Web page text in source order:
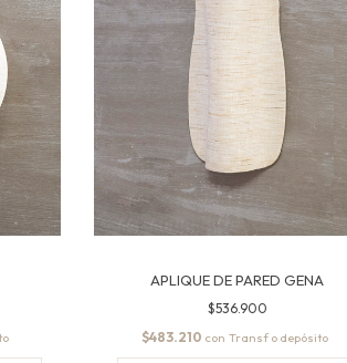
APLIQUE DE PARED GENA
$536.900
$483.210 con